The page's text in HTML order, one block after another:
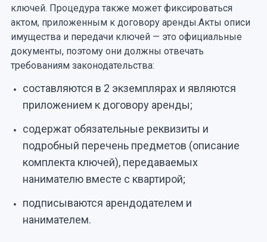
ключей. Процедура также может фиксироваться
актом, приложенным к договору аренды.Акты описи
имущества и передачи ключей — это официальные
документы, поэтому они должны отвечать
требованиям законодательства:
составляются в 2 экземплярах и являются
приложением к договору аренды;
содержат обязательные реквизиты и
подробный перечень предметов (описание
комплекта ключей), передаваемых
нанимателю вместе с квартирой;
подписываются арендодателем и
нанимателем.